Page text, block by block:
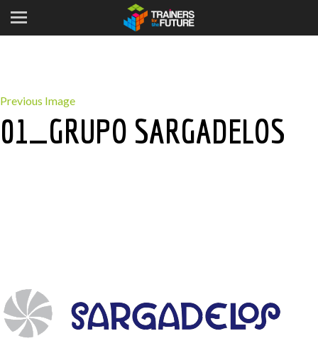
Previous Image
01_GRUPO SARGADELOS